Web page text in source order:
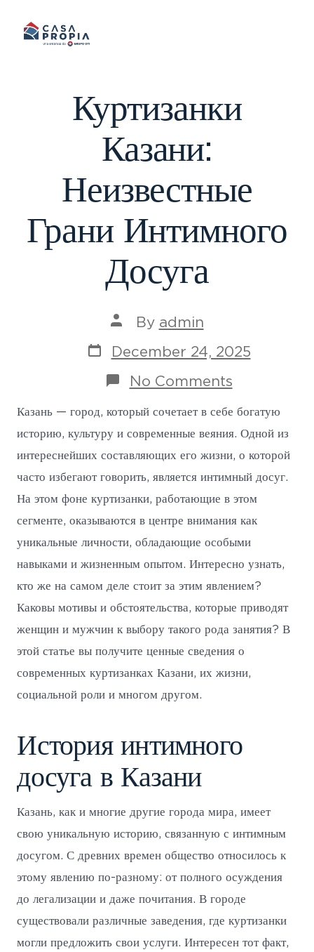
Куртизанки
Казани:
Неизвестные
Грани Интимного
Досуга
Post
author
By admin
Post
date
December 24, 2025
No Commentson
Куртизанки
Казани:
Неизвестные
Грани
Интимного
Досуга
Казань — город, который сочетает в себе богатую
историю, культуру и современные веяния. Одной из
интереснейших составляющих его жизни, о которой
часто избегают говорить, является интимный досуг.
На этом фоне куртизанки, работающие в этом
сегменте, оказываются в центре внимания как
уникальные личности, обладающие особыми
навыками и жизненным опытом. Интересно узнать,
кто же на самом деле стоит за этим явлением?
Каковы мотивы и обстоятельства, которые приводят
женщин и мужчин к выбору такого рода занятия? В
этой статье вы получите ценные сведения о
современных куртизанках Казани, их жизни,
социальной роли и многом другом.
История интимного
досуга в Казани
Казань, как и многие другие города мира, имеет
свою уникальную историю, связанную с интимным
досугом. С древних времен общество относилось к
этому явлению по-разному: от полного осуждения
до легализации и даже почитания. В городе
существовали различные заведения, где куртизанки
могли предложить свои услуги. Интересен тот факт,